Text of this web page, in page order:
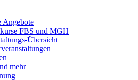
Angebote
FBS und MGH
Übersicht
mehr